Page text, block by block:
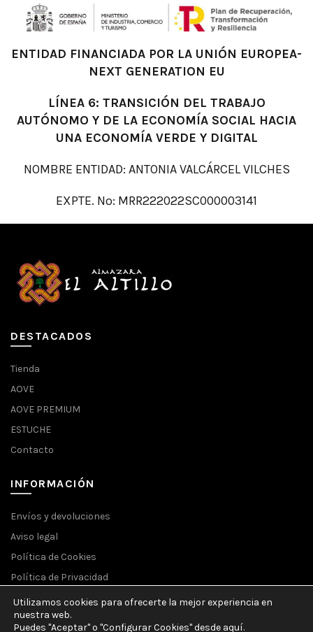
ENTIDAD FINANCIADA POR LA UNIÓN EUROPEA-
NEXT GENERATION EU
LÍNEA 6: TRANSICIÓN DEL TRABAJO
AUTÓNOMO Y DE LA ECONOMÍA SOCIAL HACIA
UNA ECONOMÍA VERDE Y DIGITAL
NOMBRE ENTIDAD: ANTONIA VALCÁRCEL VILCHES
EXPTE. Nº: MRR222022SC000003141
DESTACADOS
Tienda
AOVE
AOVE PREMIUM
ESTUCHE
Contacto
INFORMACIÓN
Envíos y devoluciones
Aviso legal
Política de Cookies
Política de Privacidad
Utilizamos cookies para ofrecerte la mejor experiencia en
nuestra web.
Puedes "Aceptar" o "Configurar Cookies" desde aquí.